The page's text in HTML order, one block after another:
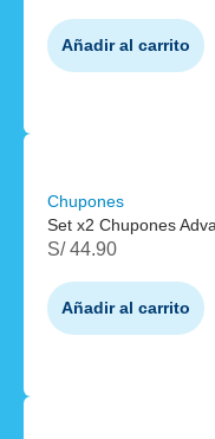
Añadir al carrito
Chupones
Set x2 Chupones
S/44.90
Añadir al carrito